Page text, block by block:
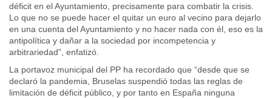
déficit en el Ayuntamiento, precisamente para combatir la crisis.
Lo que no se puede hacer el quitar un euro al vecino para dejarlo
en una cuenta del Ayuntamiento y no hacer nada con él, eso es la
antipolítica y dañar a la sociedad por incompetencia y
arbitrariedad”, enfatizó.
La portavoz municipal del PP ha recordado que “desde que se
declaró la pandemia, Bruselas suspendió todas las reglas de
limitación de déficit público, y por tanto en España ninguna